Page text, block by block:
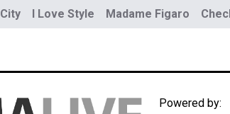
City I Love Style Madame Figaro
Powered by: